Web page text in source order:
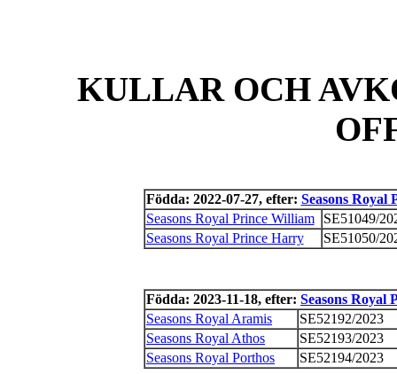
KULLAR OCH
Födda: 2022-07-27, efter: Seasons Royal
Seasons Royal Prince William
SE51049/
Seasons Royal Prince Harry
SE51050/
Födda: 2023-11-18, efter: Seasons Royal
Seasons Royal Aramis
SE52192/2023
Seasons Royal Athos
SE52193/2023
Seasons Royal Porthos
SE52194/2023